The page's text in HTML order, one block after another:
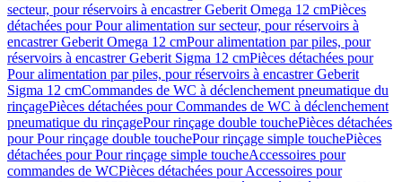
secteur, pour réservoirs à encastrer Geberit Omega 12 cmPièces
détachées pour Pour alimentation sur secteur, pour réservoirs à
encastrer Geberit Omega 12 cmPour alimentation par piles, pour
réservoirs à encastrer Geberit Sigma 12 cmPièces détachées pour
Pour alimentation par piles, pour réservoirs à encastrer Geberit
Sigma 12 cmCommandes de WC à déclenchement pneumatique du
rinçagePièces détachées pour Commandes de WC à déclenchement
pneumatique du rinçagePour rinçage double touchePièces détachées
pour Pour rinçage double touchePour rinçage simple touchePièces
détachées pour Pour rinçage simple toucheAccessoires pour
commandes de WCPièces détachées pour Accessoires pour